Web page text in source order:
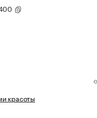
красоты